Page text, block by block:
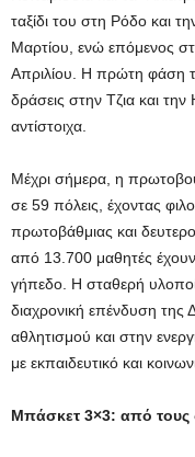
ταξίδι του στη Ρόδο και
Μαρτίου, ενώ επόμενος
Απριλίου. Η πρώτη φάση
δράσεις στην Τζια και
αντίστοιχα.
Μέχρι σήμερα, η
σε 59 πόλεις, έχοντας
πρωτοβάθμιας και
από 13.700 μαθητές έχουν
γήπεδο. Η σταθερή
διαχρονική επένδυση της
αθλητισμού και στην
με εκπαιδευτικό και
Μπάσκετ 3×3: από τους